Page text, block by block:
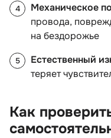
Механическое
провода,
на бездорожье
Естественный
теряет
Как